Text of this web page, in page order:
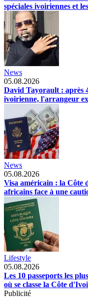
spéciales ivoiriennes et
News
05.08.2026
David Tayorault : après
ivoirienne, l'arrangeur
News
05.08.2026
Visa américain : la Côte
africains face à une
Lifestyle
05.08.2026
Les 10 passeports les
où se classe la Côte
Publicité